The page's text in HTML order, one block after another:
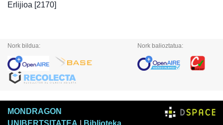
Erlijioa [2170]
Nork bildua: Nork balioztatua:
MONDRAGON